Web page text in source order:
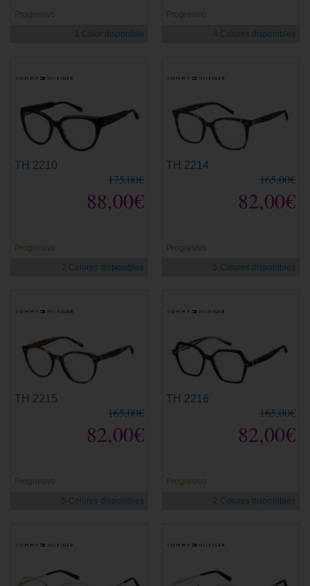
Progresivo
1 Color disponible
Progresivo
4 Colores disponibles
TH 2210
175,00€
88,00€
Progresivo
2 Colores disponibles
TH 2214
165,00€
82,00€
Progresivo
5 Colores disponibles
TH 2215
165,00€
82,00€
Progresivo
5 Colores disponibles
TH 2216
165,00€
82,00€
Progresivo
2 Colores disponibles